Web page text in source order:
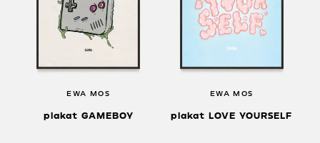
EWA MOS
plakat GAMEBOY
EWA MOS
plakat LOVE YOURSELF